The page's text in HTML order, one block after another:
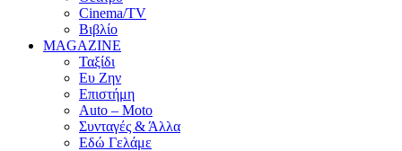
Cinema/TV
Βιβλίο
MAGAZINE
Ταξίδι
Ευ Ζην
Επιστήμη
Auto – Moto
Συνταγές & Άλλα
Εδώ Γελάμε